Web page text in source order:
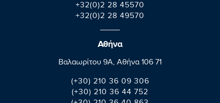
+32(0)2 28 45570
+32(0)2 28 49570
Αθήνα
Βαλαωρίτου 9A, Aθήνα 106 71
(+30) 210 36 09 306
(+30) 210 36 44 752